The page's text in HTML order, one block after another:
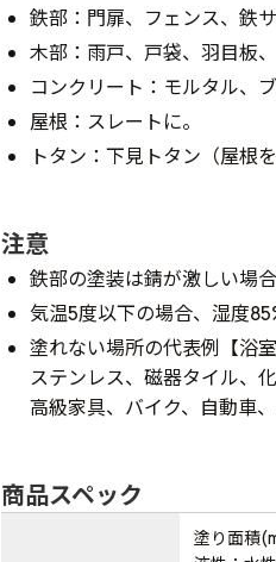
鉄部：門扉、フェンス、鉄サ
木部：雨戸、戸袋、羽目板
コンクリート：モルタル、
屋根：スレートに。
トタン：下見トタン（屋根
注意
鉄部の塗装は錆が激しい場
気温5度以下の場合、湿度
塗れない場所の代表例【浴
ステンレス、磁器タイル、
高級家具、バイク、自動車
商品スペック
塗り面積